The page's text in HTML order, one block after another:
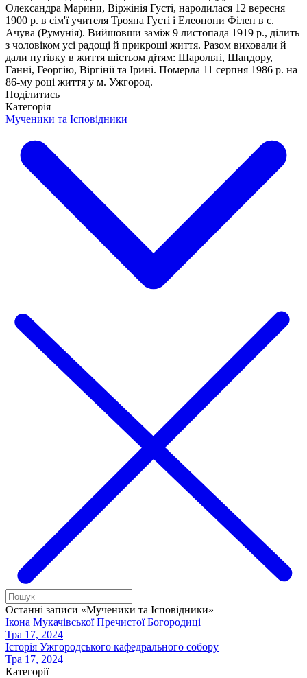
Олександра Марини, Віржінія Густі, народилася 12 вересня
1900 р. в сім'ї учителя Трояна Густі і Елеонони Філеп в с.
Ачува (Румунія). Вийшовши заміж 9 листопада 1919 р., ділить
з чоловіком усі радощі й прикрощі життя. Разом виховали й
дали путівку в життя шістьом дітям: Шарольті, Шандору,
Ганні, Георгію, Віргінії та Ірині. Померла 11 серпня 1986 р. на
86-му році життя у м. Ужгород.
Поділитись
Категорія
Мученики та Ісповідники
Останні записи «Мученики та Ісповідники»
Ікона Мукачівської Пречистої Богородиці
Тра 17, 2024
Історія Ужгородського кафедрального собору
Тра 17, 2024
Категорії